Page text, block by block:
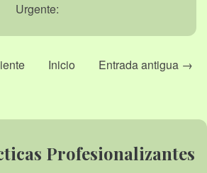
Urgente:
Entrada antigua →
Inicio
Profesionalizantes